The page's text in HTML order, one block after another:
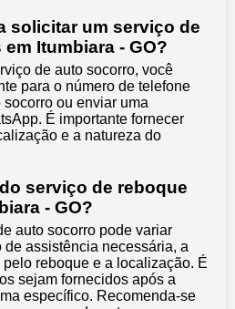
solicitar um serviço de
Itumbiara - GO?
de auto socorro, você
para o número de telefone
ou enviar uma
É importante fornecer
e a natureza do
serviço de reboque
- GO?
auto socorro pode variar
assistência necessária, a
reboque e a localização. É
sejam fornecidos após a
específico. Recomenda-se